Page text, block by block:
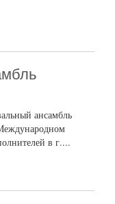
ансамбль
в г....